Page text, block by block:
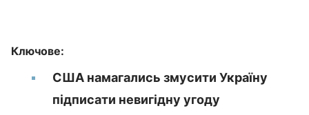
Ключове:
США намагались змусити Україну
підписати невигідну угоду